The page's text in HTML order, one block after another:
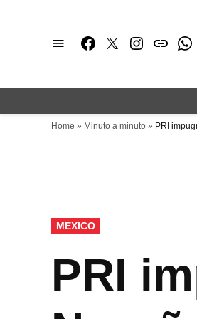
Facebook
TwitterInstagram
issuu
Home » Minuto a minuto » PRI
PUBLICADO
EN
MEXICO
PRI